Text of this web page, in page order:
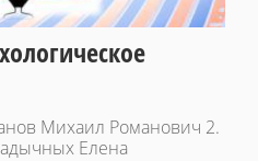
Михаил Романович 2.
Елена